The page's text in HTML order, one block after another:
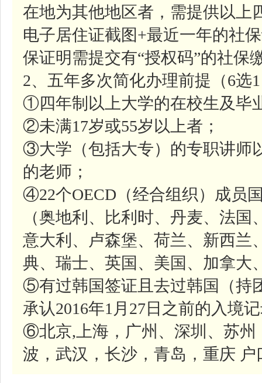
在地为其他地区者，需提供以上
电子居住证截图+最近一年的社
保证明需提交有“授权码”的社保
2、五年多次简化办理前提（6选
①四年制以上大学的在校生及毕
②未满17岁或55岁以上者；
③大学（包括大专）的专职讲师
的老师；
④22个OECD（经合组织）成员
（奥地利、比利时、丹麦、法
意大利、卢森堡、荷兰、新西兰
典、瑞士、英国、美国、加拿大
⑤有过韩国签证且去过韩国（持
承认2016年1月27日之前的入境
⑥北京,上海，广州、深圳、苏州
波，武汉，长沙，青岛，重庆